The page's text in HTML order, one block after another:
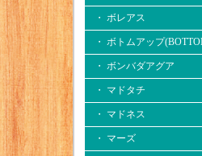
・ ボレアス
・ ボトムアップ
・ ボンバダアグア
・ マドタチ
・ マドネス
・ マーズ